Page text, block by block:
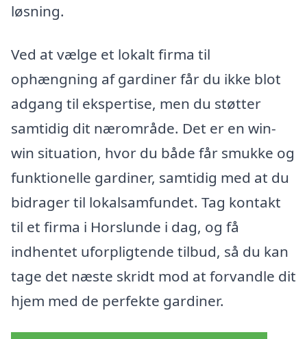
løsning.
Ved at vælge et lokalt firma til
ophængning af gardiner får du ikke blot
adgang til ekspertise, men du støtter
samtidig dit nærområde. Det er en win-
win situation, hvor du både får smukke og
funktionelle gardiner, samtidig med at du
bidrager til lokalsamfundet. Tag kontakt
til et firma i Horslunde i dag, og få
indhentet uforpligtende tilbud, så du kan
tage det næste skridt mod at forvandle dit
hjem med de perfekte gardiner.